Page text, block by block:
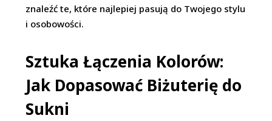
znaleźć te, które najlepiej pasują do Twojego stylu
i osobowości.
Sztuka Łączenia Kolorów:
Jak Dopasować Biżuterię do
Sukni